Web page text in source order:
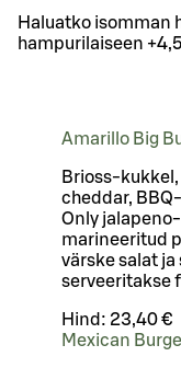
Haluatko isomman
hampurilaiseen
Amarillo Big
Brioss-
cheddar,
Only
marineeritud
värske salat ja
serveeritakse
Hind: 23,40 €
Mexican